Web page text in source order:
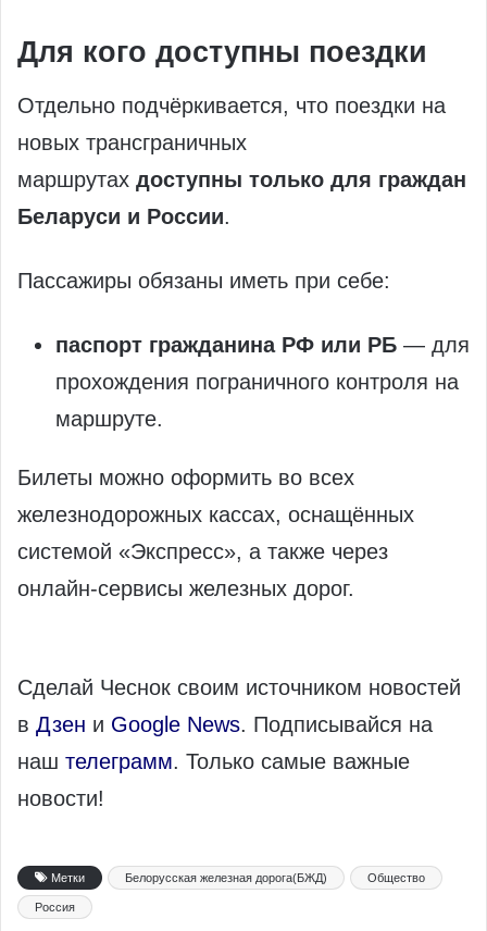
Для кого доступны поездки
Отдельно подчёркивается, что поездки на
новых трансграничных
маршрутах доступны только для граждан
Беларуси и России.
Пассажиры обязаны иметь при себе:
паспорт гражданина РФ или РБ — для
прохождения пограничного контроля на
маршруте.
Билеты можно оформить во всех
железнодорожных кассах, оснащённых
системой «Экспресс», а также через
онлайн-сервисы железных дорог.
Сделай Чеснок своим источником новостей
в Дзен и Google News. Подписывайся на
наш телеграмм. Только самые важные
новости!
Метки Белорусская железная дорога(БЖД) Общество
Россия